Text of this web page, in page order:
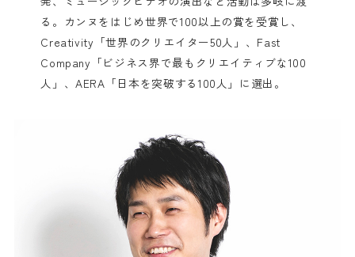
る。カンヌをはじめ世界で100以上の賞を受賞し、
Creativity「世界のクリエイター50人」、Fast
Company「ビジネス界で最もクリエイティブな100
人」、AERA「日本を突破する100人」に選出。